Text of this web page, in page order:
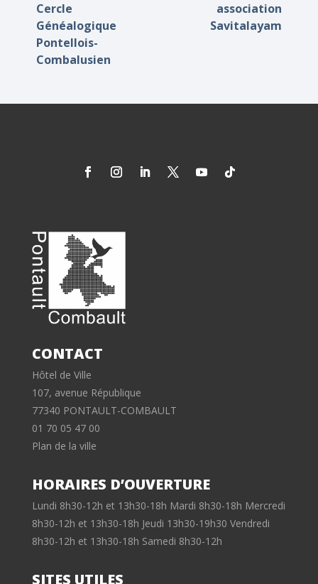
Cercle
Généalogique
Pontellois-
Combalusien
association
Savitalayam
CONTACT
Hôtel de Ville
107, avenue République
77340 PONTAULT-COMBAULT
01 70 05 47 00
Plan de la ville
HORAIRES D’OUVERTURE
Lundi 8h30-12h et 13h30-18h Mardi 8h30-18h Mercredi
8h30-12h et 13h30-18h Jeudi 13h30-19h30 Vendredi
8h30-12h et 13h30-18h Samedi 8h30-12h
SITES UTILES